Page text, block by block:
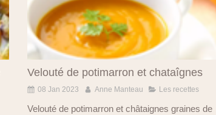
Velouté de potimarron et chataîgnes
08 Jan 2023 Anne Manteau Les recettes
Velouté de potimarron et châtaignes graines de